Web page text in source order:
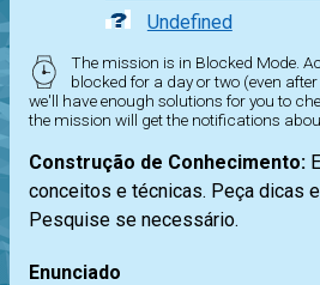
Undefined
The mission is in Blocked Mode.
blocked for a day or two (even
we'll have enough solutions for you to
the mission will get the notifications
Construção de Conhecimento:
conceitos e técnicas. Peça dicas
Pesquise se necessário.
Enunciado